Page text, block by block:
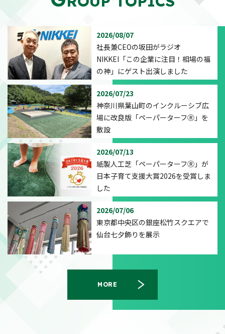
MORE
2026/08/07
社長兼CEOの坂田がラジオ
NIKKEI「この企業に注目！相場の福
の神」にゲスト出演しました
2026/07/23
神奈川県葉山町のインクルーシブ広
場に改良版「ペーパーターフⓇ」を
敷設
2026/07/13
紙製人工芝「ペーパーターフⓇ」が
日本子育て支援大賞2026を受賞しま
した
2026/07/06
東京都中央区の銀座松竹スクエアで
仙台七夕飾りを展示